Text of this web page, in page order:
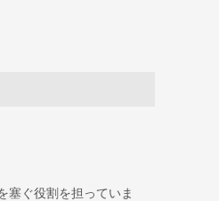
塞ぐ役割を担っていま